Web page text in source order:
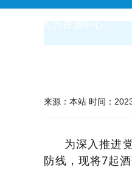
人力资源中心
来源：本站 时间：
为深入推进
防线，现将7起